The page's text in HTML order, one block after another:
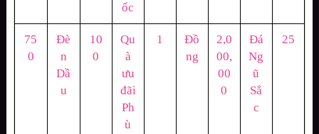
ốc
75
0
Đè
n
Dầ
u
10
0
Qu
à
ưu
đãi
Ph
ù
1
Đồ
ng
2,0
00,
00
0
Đá
Ng
ũ
Sắ
c
25